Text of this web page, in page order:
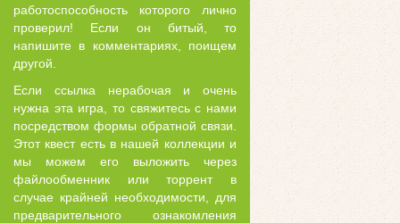
работоспособность которого лично
проверил! Если он битый, то
напишите в комментариях, поищем
другой.
Если ссылка нерабочая и очень
нужна эта игра, то свяжитесь с нами
посредством формы обратной связи.
Этот квест есть в нашей коллекции и
мы можем его выложить через
файлообменник или торрент в
случае крайней необходимости, для
предварительного ознакомления